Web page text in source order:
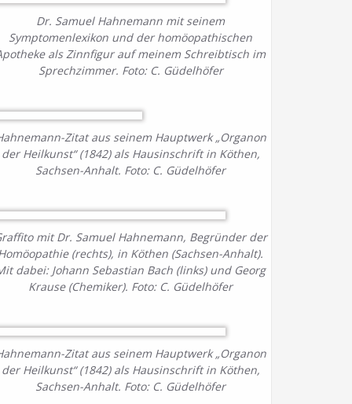
Dr. Samuel Hahnemann mit seinem
Symptomenlexikon und der homöopathischen
als Zinnfigur auf meinem Schreibtisch im
Sprechzimmer. Foto: C. Güdelhöfer
Zitat aus seinem Hauptwerk „Organon
der Heilkunst“ (1842) als Hausinschrift in Köthen,
Sachsen-Anhalt. Foto: C. Güdelhöfer
mit Dr. Samuel Hahnemann, Begründer der
(rechts), in Köthen (Sachsen-Anhalt).
dabei: Johann Sebastian Bach (links) und Georg
Krause (Chemiker). Foto: C. Güdelhöfer
Zitat aus seinem Hauptwerk „Organon
der Heilkunst“ (1842) als Hausinschrift in Köthen,
Sachsen-Anhalt. Foto: C. Güdelhöfer